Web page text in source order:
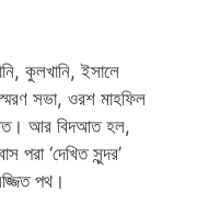
কুলখানি, ইসালে
সভা, ওরশ মাহফিল
আর বিদআত হল,
পরা ‘দেখিত সুন্দর’
পথ।